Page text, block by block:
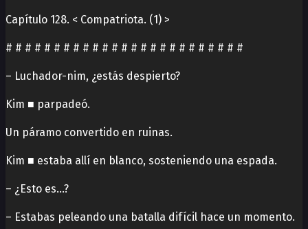
Capítulo 128. < Compatriota. (1) >
# # # # # # # # # # # # # # # # # # # # # # # # #
– Luchador-nim, ¿estás despierto?
Kim ■ parpadeó.
Un páramo convertido en ruinas.
Kim ■ estaba allí en blanco, sosteniendo una espada.
– ¿Esto es…?
– Estabas peleando una batalla difícil hace un momento.